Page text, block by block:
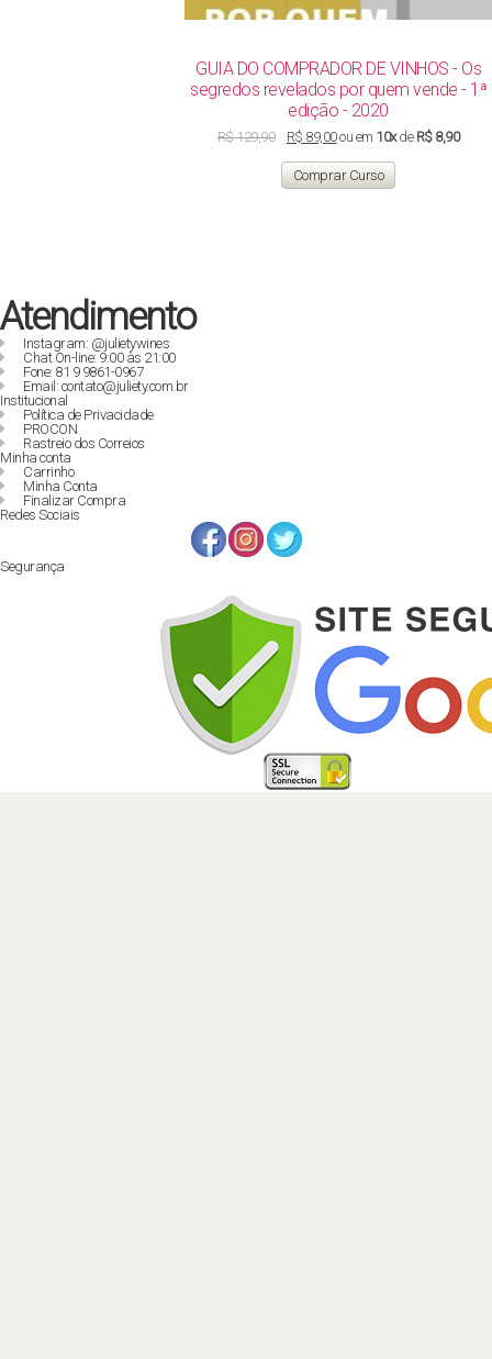
GUIA DO COMPRADOR DE VINHOS - Os
segredos revelados por quem vende - 1ª
edição - 2020
R$129,90
original
era:
R$ 129,90.
R$ 89,00O
atual
é:
R$ 89,00.
ou em 10xde R$ 8,90
Comprar Curso
Atendimento
Instagram: @julietywines
Chat On-line: 9:00 às 21:00
Fone: 81 9 9861-0967
Email: contato@juliety.com.br
Institucional
Política de Privacidade
PROCON
Rastreio dos Correios
Minha conta
Carrinho
Minha Conta
Finalizar Compra
Redes Sociais
Segurança